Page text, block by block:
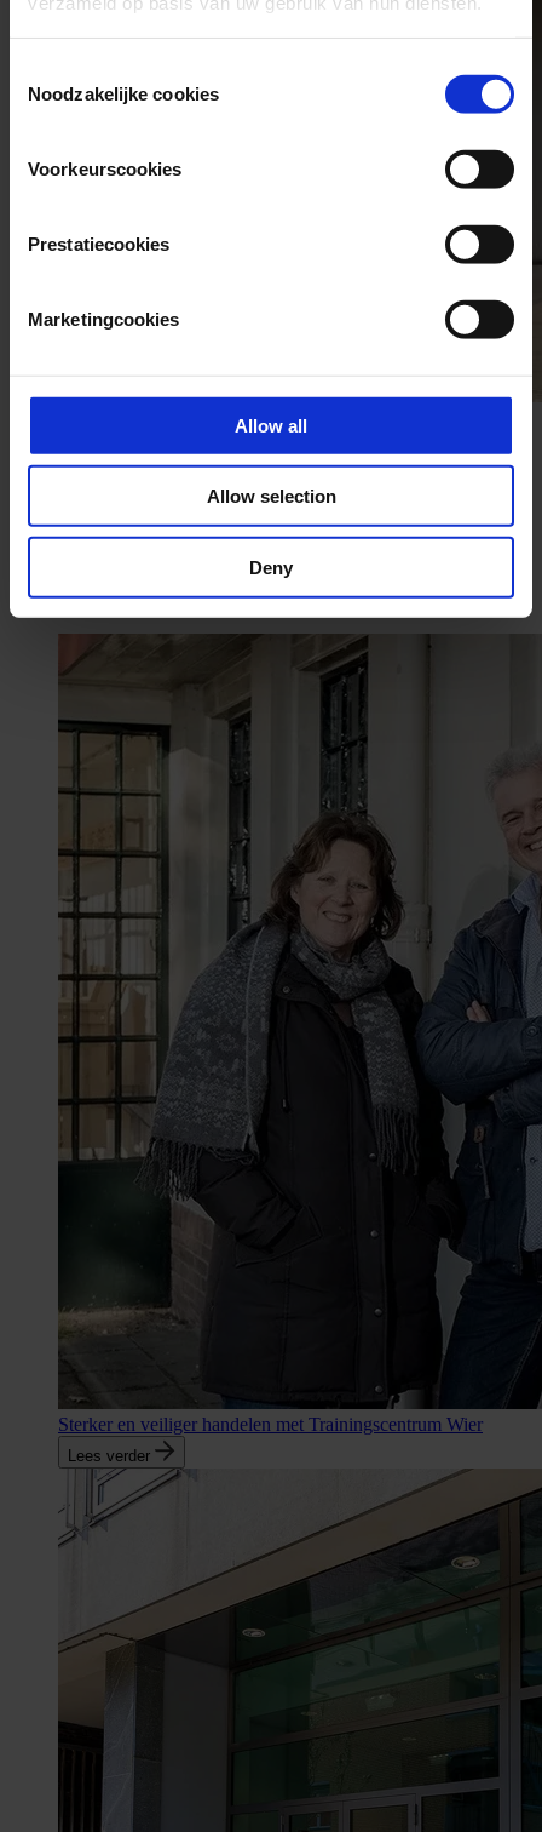
Selection
Noodzakelijke cookies
Voorkeurscookies
Prestatiecookies
Marketingcookies
Allow all
Allow selection
Deny
Het laatste nieuws
Sterker en veiliger handelen met Trainingscentrum Wier
Lees verder